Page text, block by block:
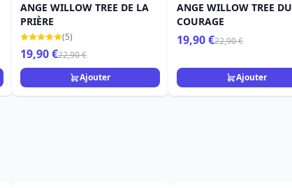
ANGE WILLOW TREE DE LA
PRIÈRE
(5)
19,90 €22,90 €
Ajouter
ANGE WILLOW TREE DU
COURAGE
19,90 €22,90 €
Ajouter